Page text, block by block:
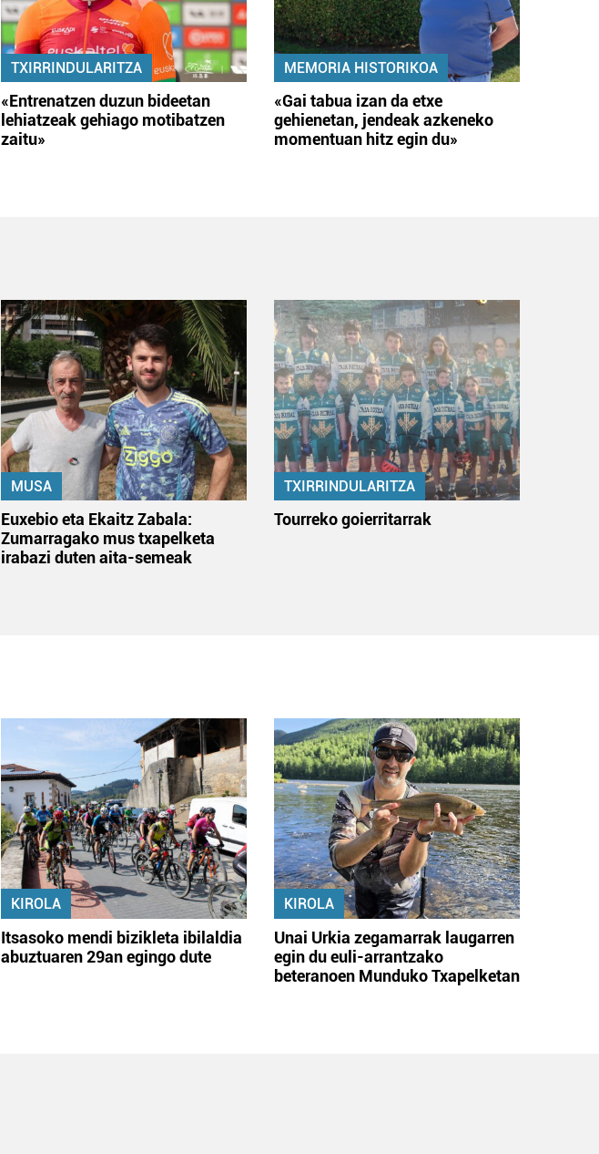
TXIRRINDULARITZA
«Entrenatzen duzun bideetan
lehiatzeak gehiago motibatzen
zaitu»
MEMORIA HISTORIKOA
«Gai tabua izan da etxe
gehienetan, jendeak azkeneko
momentuan hitz egin du»
MUSA
Euxebio eta Ekaitz Zabala:
Zumarragako mus txapelketa
irabazi duten aita-semeak
TXIRRINDULARITZA
Tourreko goierritarrak
KIROLA
Itsasoko mendi bizikleta ibilaldia
abuztuaren 29an egingo dute
KIROLA
Unai Urkia zegamarrak laugarren
egin du euli-arrantzako
beteranoen Munduko Txapelketan